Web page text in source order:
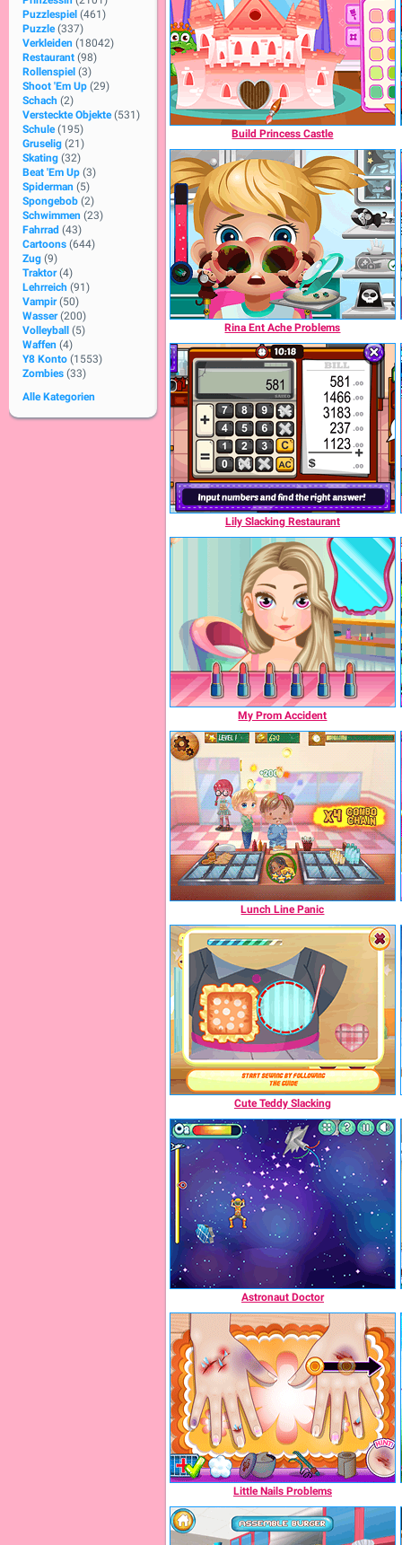
Puzzlespiel (461)
Puzzle (337)
Verkleiden (18042)
Restaurant (98)
Rollenspiel (3)
Shoot 'Em Up (29)
Schach (2)
Versteckte Objekte (531)
Schule (195)
Gruselig (21)
Skating (32)
Beat 'Em Up (3)
Spiderman (5)
Spongebob (2)
Schwimmen (23)
Fahrrad (43)
Cartoons (644)
Zug (9)
Traktor (4)
Lehrreich (91)
Vampir (50)
Wasser (200)
Volleyball
(5)
Waffen (4)
Y8 Konto (1553)
Zombies (33)
Alle Kategorien
Build Princess Castle
Rina Ent Ache Problems
Lily Slacking Restaurant
My Prom Accident
Lunch Line Panic
Cute Teddy Slacking
Astronaut Doctor
Little Nails Problems